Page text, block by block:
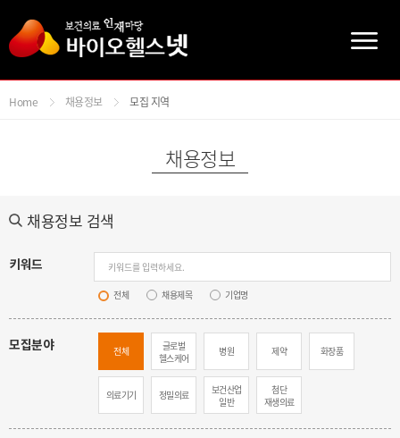
Home 채용정보 모집 지역
채용정보
채용정보 검색
키워드
전체 채용제목 기업명
모집분야 전체
글로벌
헬스케어
병원 제약 화장품
의료기기 정밀의료
보건산업
일반
첨단
재생의료